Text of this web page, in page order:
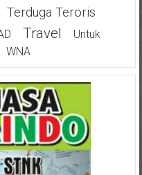
Terduga Teroris
Travel
Untuk
WNA